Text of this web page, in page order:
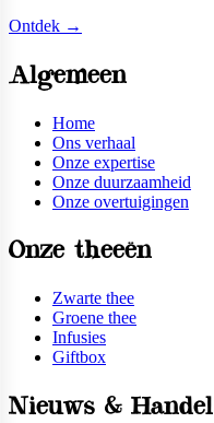
Ontdek →
Algemeen
Home
Ons verhaal
Onze expertise
Onze duurzaamheid
Onze overtuigingen
Onze theeën
Zwarte thee
Groene thee
Infusies
Giftbox
Nieuws & Handel